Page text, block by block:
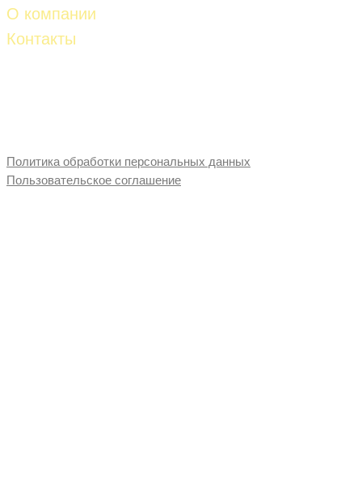
О компании
Контакты
Политика обработки персональных данных
Пользовательское соглашение